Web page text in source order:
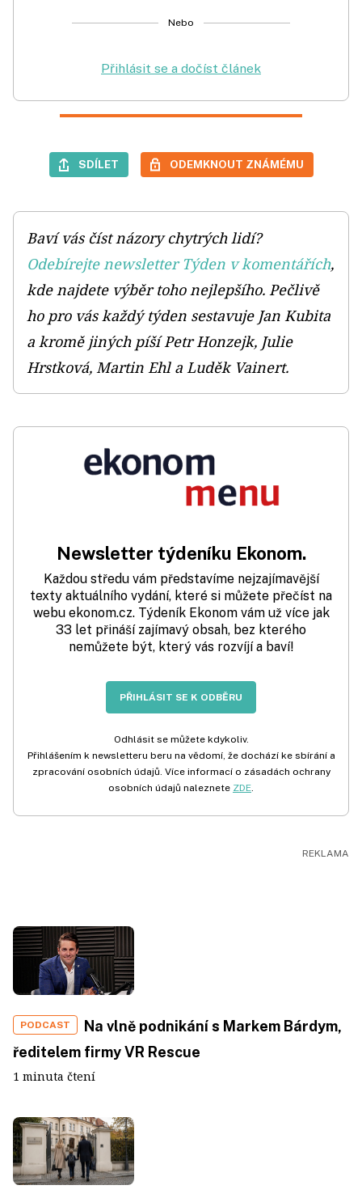
Nebo
Přihlásit se a dočíst článek
SDÍLET ODEMKNOUT ZNÁMÉMU
Baví vás číst názory chytrých lidí?
Odebírejte newsletter Týden v komentářích,
kde najdete výběr toho nejlepšího. Pečlivě
ho pro vás každý týden sestavuje Jan Kubita
a kromě jiných píší Petr Honzejk, Julie
Hrstková, Martin Ehl a Luděk Vainert.
Newsletter týdeníku Ekonom.
Každou středu vám představíme nejzajímavější
texty aktuálního vydání, které si můžete přečíst na
webu ekonom.cz. Týdeník Ekonom vám už více jak
33 let přináší zajímavý obsah, bez kterého
nemůžete být, který vás rozvíjí a baví!
PŘIHLÁSIT SE K ODBĚRU
Odhlásit se můžete kdykoliv.
Přihlášením k newsletteru beru na vědomí, že dochází ke sbírání a
zpracování osobních údajů. Více informací o zásadách ochrany
osobních údajů naleznete ZDE.
PODCAST
Na vlně podnikání s Markem Bárdym,
ředitelem firmy VR Rescue
1 minuta čtení